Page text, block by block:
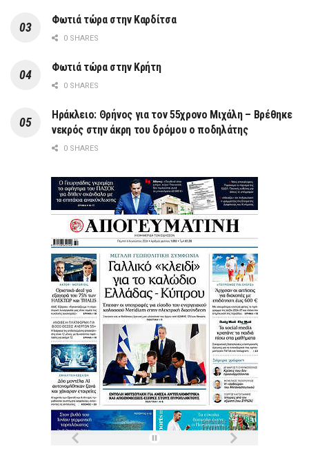
Φωτιά τώρα στην Καρδίτσα
0 SHARES
Φωτιά τώρα στην Κρήτη
0 SHARES
Ηράκλειο: Θρήνος για τον 55χρονο Μιχάλη – Βρέθηκε
νεκρός στην άκρη του δρόμου ο ποδηλάτης
0 SHARES